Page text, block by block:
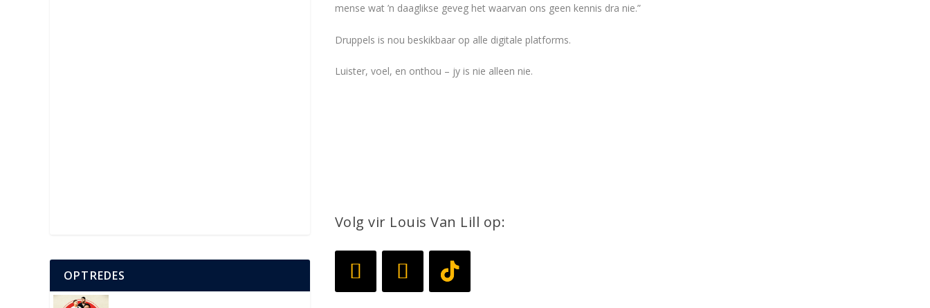
OPTREDES
mense wat ’n daaglikse geveg het waarvan ons geen kennis dra nie.”
Druppels is nou beskikbaar op alle digitale platforms.
Luister, voel, en onthou – jy is nie alleen nie.
Volg vir Louis Van Lill op: